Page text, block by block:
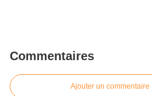
Commentaires
Ajouter un commentaire